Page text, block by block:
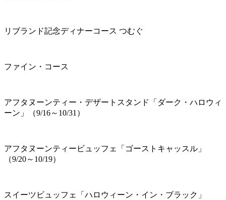
リブランド記念ディナーコース つむぐ
ファイン・コース
アフタヌーンティー・デザートスタンド「ダーク・ハロウィ
ーン」（9/16～10/31）
アフタヌーンティービュッフェ「ゴーストキャッスル」
（9/20～10/19）
スイーツビュッフェ「ハロウィーン・イン・ブラック」